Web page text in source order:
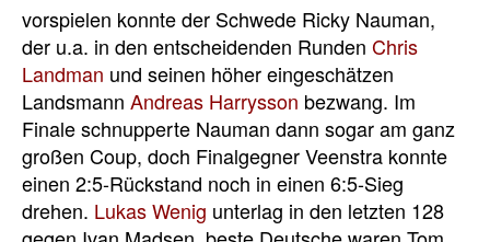
vorspielen konnte der Schwede Ricky Nauman,
der u.a. in den entscheidenden Runden Chris
Landman und seinen höher eingeschätzen
Landsmann Andreas Harrysson bezwang. Im
Finale schnupperte Nauman dann sogar am ganz
großen Coup, doch Finalgegner Veenstra konnte
einen 2:5-Rückstand noch in einen 6:5-Sieg
drehen. Lukas Wenig unterlag in den letzten 128